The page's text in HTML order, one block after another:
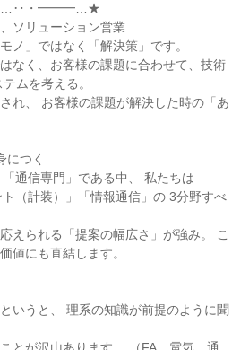
・━━━…★
ソリューション営業
ノ」ではなく「解決策」です。
なく、お客様の課題に合わせて、技術
ムを考える。
れ、 お客様の課題が解決した時の「あ
につく
通信専門」である中、 私たちは
ト（計装）」「情報通信」の 3分野すべ
えられる「提案の幅広さ」が強み。 こ
値にも直結します。
いうと、 理系の知識が前提のように聞